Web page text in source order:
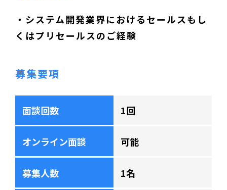
・システム開発業界におけるセールスもし
くはプリセールスのご経験
募集要項
面談回数 1回
オンライン面談 可能
募集人数 1名